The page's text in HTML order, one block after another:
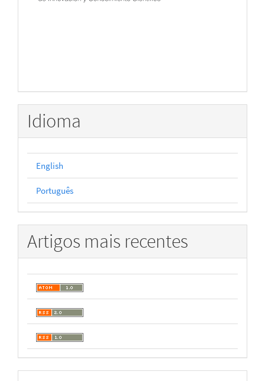
Idioma
English
Português
Artigos mais recentes